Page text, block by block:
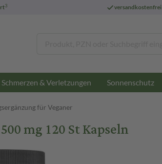
3 versandkostenfrei
Schmerzen & Verletzungen Sonnenschutz
für Veganer
mg 120 St Kapseln